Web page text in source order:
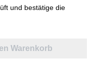
und bestätige die
Warenkorb